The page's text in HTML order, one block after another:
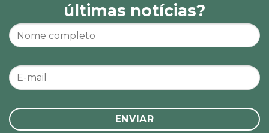
últimas notícias?